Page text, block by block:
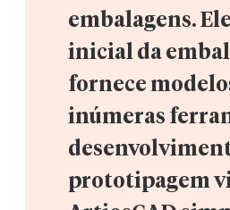
embalagens.
inicial da
fornece
inúmeras
prototipagem